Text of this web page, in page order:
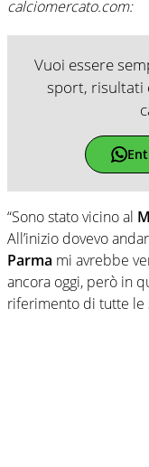
calciomercato.com:
Vuoi essere
sport, risultati
“Sono stato vicino al
All’inizio dovevo
Parma mi avrebbe
ancora oggi, però in
riferimento di tutte le